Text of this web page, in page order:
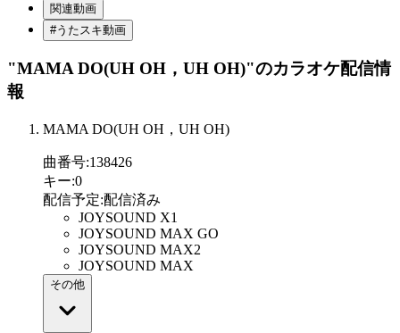
関連動画
#うたスキ動画
"MAMA DO(UH OH，UH OH)"のカラオケ配信情
報
MAMA DO(UH OH，UH OH)
曲番号:138426
キー:0
配信予定:配信済み
JOYSOUND X1
JOYSOUND MAX GO
JOYSOUND MAX2
JOYSOUND MAX
その他